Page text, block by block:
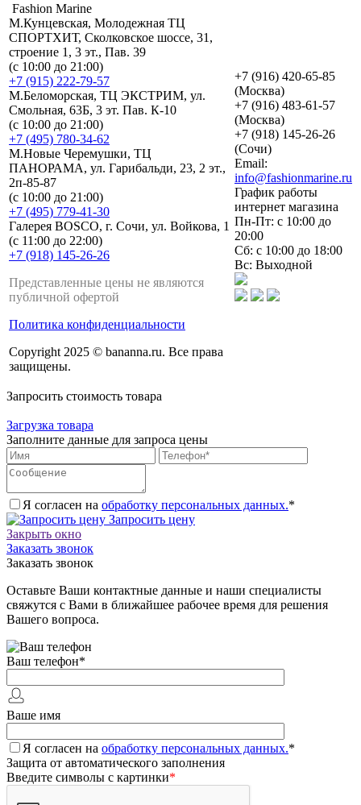
Fashion Marine
М.Кунцевская, Молодежная ТЦ
СПОРТХИТ, Сколковское шоссе, 31,
строение 1, 3 эт., Пав. 39
(с 10:00 до 21:00)
+7 (915) 222-79-57
М.Беломорская, ТЦ ЭКСТРИМ, ул.
Смольная, 63Б, 3 эт. Пав. К-10
(с 10:00 до 21:00)
+7 (495) 780-34-62
М.Новые Черемушки, ТЦ
ПАНОРАМА, ул. Гарибальди, 23, 2 эт.,
2п-85-87
(с 10:00 до 21:00)
+7 (495) 779-41-30
Галерея BOSCO, г. Сочи, ул. Войкова, 1
(с 11:00 до 22:00)
+7 (918) 145-26-26
Представленные цены не являются
публичной офертой
Политика конфиденциальности
Copyright 2025 © bananna.ru. Все права
защищены.
+7 (916) 420-65-85
(Москва)
+7 (916) 483-61-57
(Москва)
+7 (918) 145-26-26
(Сочи)
Email:
info@fashionmarine.ru
График работы
интернет магазина
Пн-Пт: с 10:00 до
20:00
Сб: с 10:00 до 18:00
Вс: Выходной
Запросить стоимость товара
Загрузка товара
Заполните данные для запроса цены
Я согласен на обработку персональных данных.*
Запросить цену
Закрыть окно
Заказать звонок
Заказать звонок
Оставьте Ваши контактные данные и наши специалисты
свяжутся с Вами в ближайшее рабочее время для решения
Вашего вопроса.
Ваш телефон*
Ваше имя
Я согласен на обработку персональных данных.*
Защита от автоматического заполнения
Введите символы с картинки*